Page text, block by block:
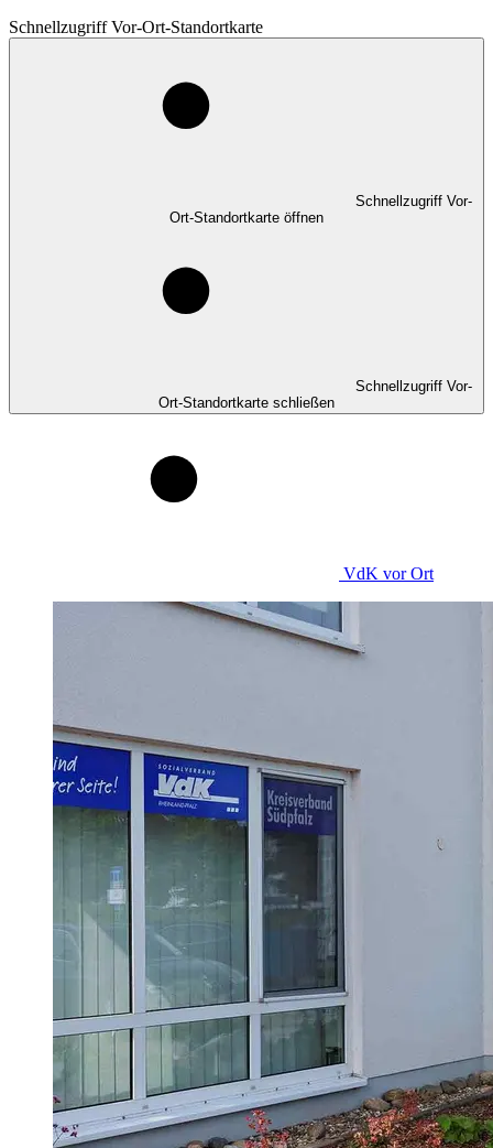
Schnellzugriff Vor-Ort-Standortkarte
Schnellzugriff Vor-
Ort-Standortkarte öffnen
Schnellzugriff Vor-
Ort-Standortkarte schließen
VdK vor Ort